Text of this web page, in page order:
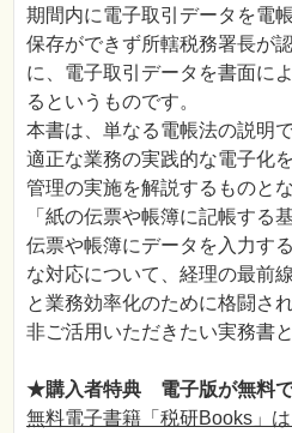
期間内に電子取引データを電
保存ができず所轄税務署長が
に、電子取引データを書面に
るというものです。
本書は、単なる電帳法の説明
適正な業務の実践的な電子化
管理の実施を解説するものと
「紙の伝票や帳簿に記帳する
伝票や帳簿にデータを入力す
な対応について、経理の最前
と業務効率化のために格闘さ
非ご活用いただきたい実務書
★購入者特典 電子版が無料で
無料電子書籍「税研Books」